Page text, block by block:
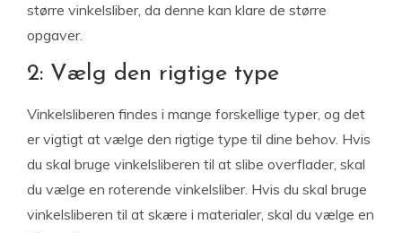
større vinkelsliber, da denne kan klare de større
opgaver.
2: Vælg den rigtige type
Vinkelsliberen findes i mange forskellige typer, og det
er vigtigt at vælge den rigtige type til dine behov. Hvis
du skal bruge vinkelsliberen til at slibe overflader, skal
du vælge en roterende vinkelsliber. Hvis du skal bruge
vinkelsliberen til at skære i materialer, skal du vælge en